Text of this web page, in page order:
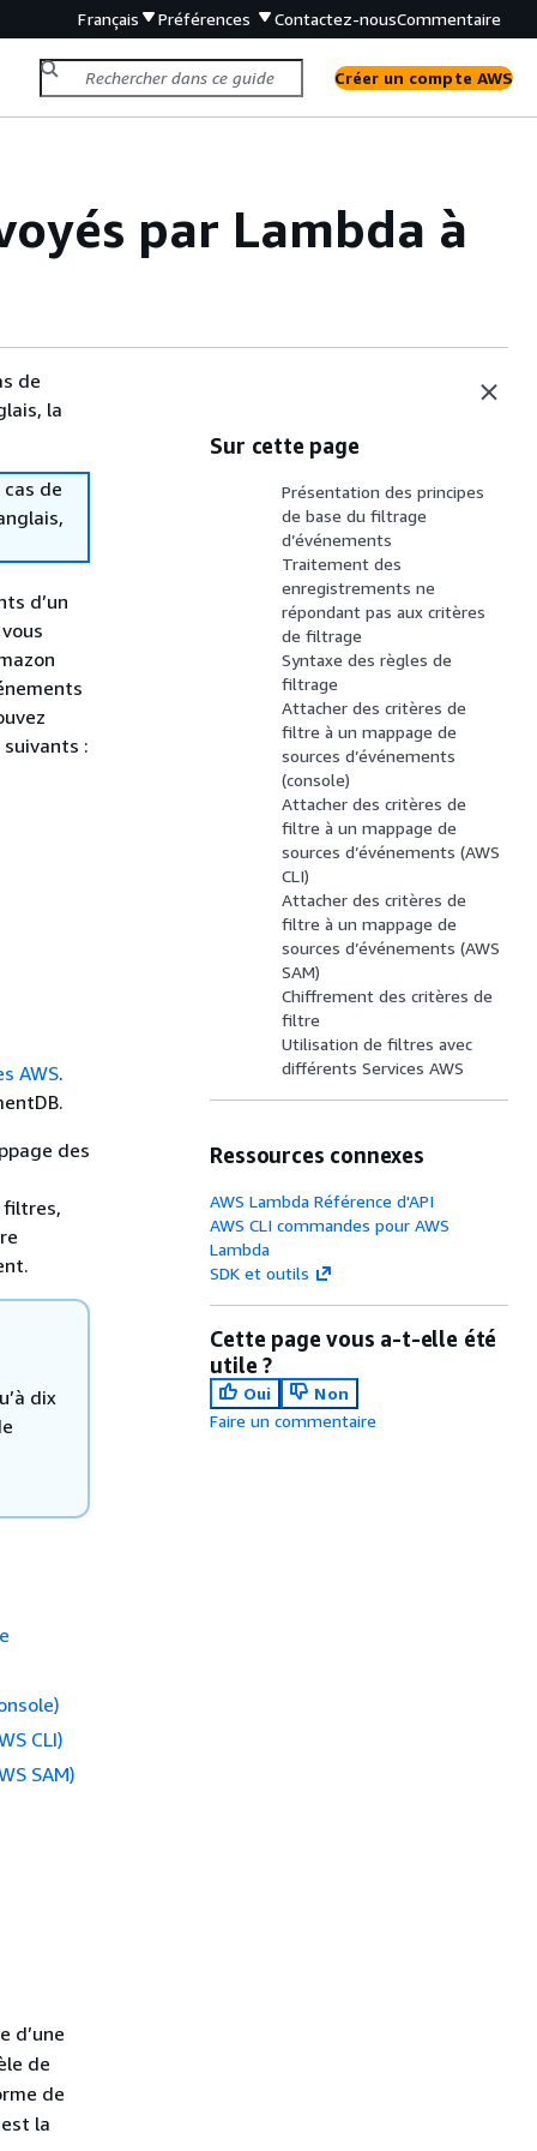
Français Préférences Contactez-nousCommentaire
Créer un compte AWS
par Lambda à
de
la
de
d’un
:
AWS.
des
filtres,
dix
CLI)
SAM)
d’une
de
de
est la
Sur cette page
Présentation des principes
de base du filtrage
d’événements
Traitement des
enregistrements ne
répondant pas aux critères
de filtrage
Syntaxe des règles de
filtrage
Attacher des critères de
filtre à un mappage de
sources d’événements
(console)
Attacher des critères de
filtre à un mappage de
sources d’événements (AWS
CLI)
Attacher des critères de
filtre à un mappage de
sources d’événements (AWS
SAM)
Chiffrement des critères de
filtre
Utilisation de filtres avec
différents Services AWS
Ressources connexes
AWS Lambda Référence d'API
AWS CLI commandes pour AWS
Lambda
SDK et outils
Cette page vous a-t-elle été
utile ?
Oui
Non
Faire un commentaire